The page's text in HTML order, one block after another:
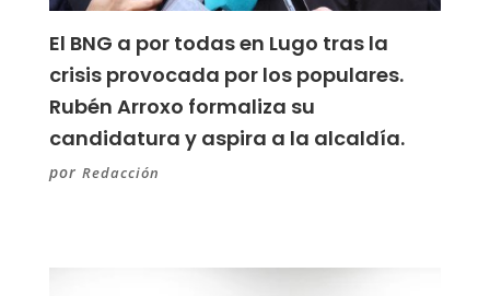
El BNG a por todas en Lugo tras la
crisis provocada por los populares.
Rubén Arroxo formaliza su
candidatura y aspira a la alcaldía.
por Redacción